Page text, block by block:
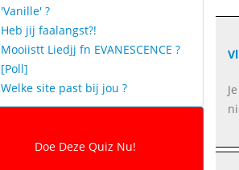
'Vanille' ?
Heb jij faalangst?!
Mooiistt Liedjj fn EVANESCENCE ?
[Poll]
Welke site past bij jou ?